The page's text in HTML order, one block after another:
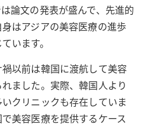
論文の発表が盛んで、先進的
はアジアの美容医療の進歩
います。
以前は韓国に渡航して美容
ました。実際、韓国人より
クリニックも存在していま
美容医療を提供するケース